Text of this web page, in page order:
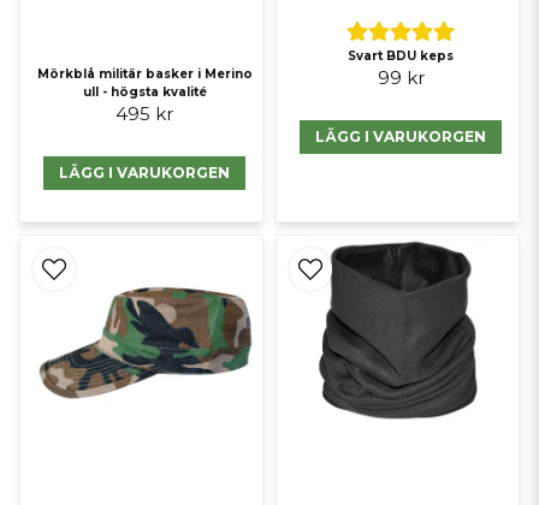
Mörkblå militär basker i Merino
ull - högsta kvalité
495 kr
LÄGG I VARUKORGEN
Svart BDU keps
99 kr
LÄGG I VARUKORGEN